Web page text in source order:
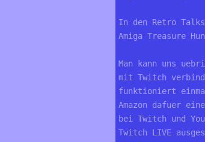
In den Retro
Amiga Treasure
Man kann uns
mit Twitch
funktioniert
Amazon dafuer
bei Twitch und
Twitch LIVE